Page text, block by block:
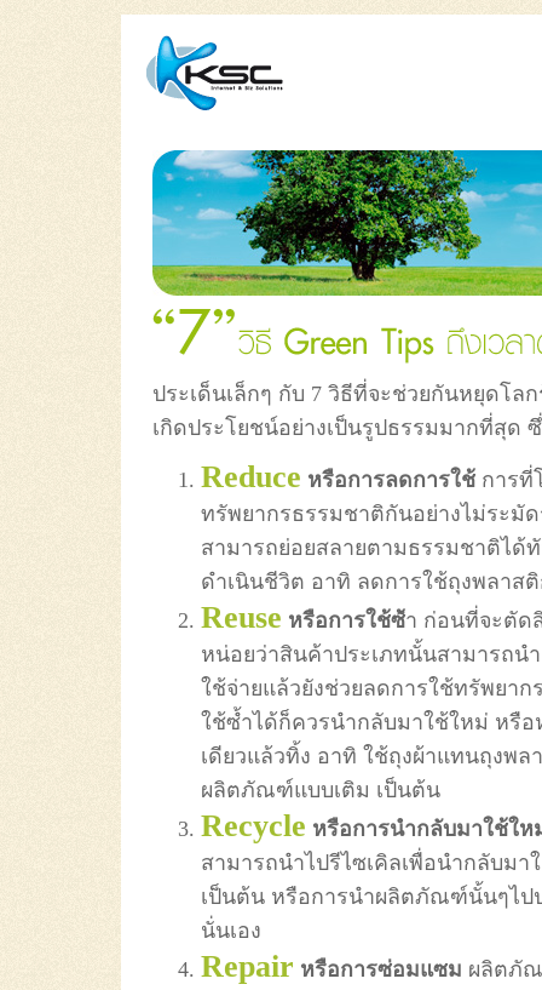
ประเด็นเล็กๆ กับ 7 วิธีที่จะช่วยกันหยุดโล
เกิดประโยชน์อย่างเป็นรูปธรรมมากที่สุด
Reduce หรือการลดการใช้การที่
ทรัพยากรธรรมชาติกันอย่างไม่ระมั
สามารถย่อยสลายตามธรรมชาติได้
ดำเนินชีวิต อาทิ ลดการใช้ถุงพลา
Reuse หรือการใช้ซ้ำ ก่อนที่จะตัด
หน่อยว่าสินค้าประเภทนั้นสามารถน
ใช้จ่ายแล้วยังช่วยลดการใช้ทรัพยา
ใช้ซ้ำได้ก็ควรนำกลับมาใช้ใหม่ หรื
เดียวแล้วทิ้ง อาทิ ใช้ถุงผ้าแทนถุงพ
ผลิตภัณฑ์แบบเติม เป็นต้น
Recycle หรือการนำกลับมาใช้ให
สามารถนำไปรีไซเคิลเพื่อนำกลับม
เป็นต้น หรือการนำผลิตภัณฑ์นั้นๆไ
นั่นเอง
Repair หรือการซ่อมแซม ผลิตภัณ